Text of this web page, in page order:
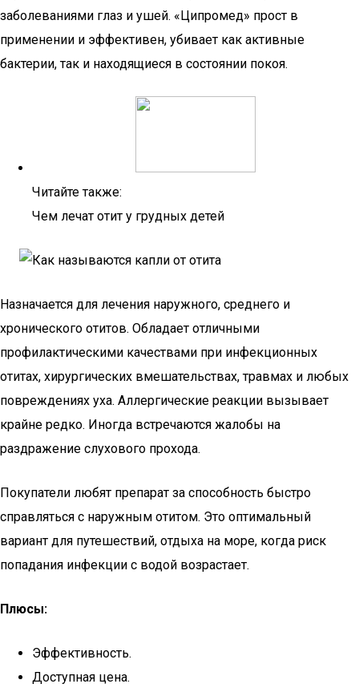
заболеваниями глаз и ушей. «Ципромед» прост в
применении и эффективен, убивает как активные
бактерии, так и находящиеся в состоянии покоя.
Читайте также:
Чем лечат отит у грудных детей
Назначается для лечения наружного, среднего и
хронического отитов. Обладает отличными
профилактическими качествами при инфекционных
отитах, хирургических вмешательствах, травмах и любых
повреждениях уха. Аллергические реакции вызывает
крайне редко. Иногда встречаются жалобы на
раздражение слухового прохода.
Покупатели любят препарат за способность быстро
справляться с наружным отитом. Это оптимальный
вариант для путешествий, отдыха на море, когда риск
попадания инфекции с водой возрастает.
Плюсы:
Эффективность.
Доступная цена.